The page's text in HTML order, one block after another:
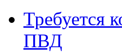
Требуется
ПВД